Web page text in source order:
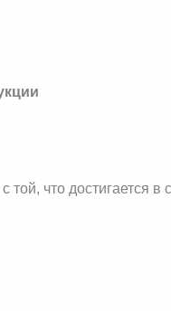
что достигается в